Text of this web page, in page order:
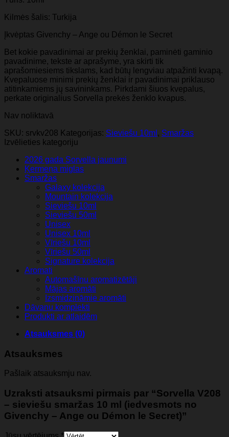
Kilmės šalis: Turkija
Įkvėptas Givenchy – Ange ou Démon le Secret
Bet kokie pavadinimai ar prekių ženklai, paminėti gaminio
pavadinime, tekste ar aprašyme, yra skirti tik
aprašomiesiems tikslams, kad būtų lengviau atpažinti kvapą.
Kvepaluose minimi prekių ženklai ir pavadinimai priklauso
atitinkamiems jų savininkams. Pirkdami šiuos kvepalus,
perkate originalius Sorvella prekės ženklo kvapus.
Nav noliktavā
SKU: srvkv208 Kategorijas: Sieviešu 10ml , Smaržas
Izvēlieties kategoriju
2026 gada Sorvella jaunumi
Ķermeņa miglas
Smaržas
Galaxy kolekcija
Mountain kolekcija
Sieviešu 10ml
Sieviešu 50ml
Unisex
Unisex 10ml
Vīriešu 10ml
Vīriešu 50ml
Signature kolekcija
Aromati
Automašīnu aromatizētāji
Mājas aromāti
Izsmidzināmie aromāti
Dāvanu komplekti
Produkti ar atlaidēm
Atsauksmes (0)
Atsauksmes
Pašlaik atsauksmju nav.
Uzraksti atsauksmi pirmais par “Sorvella V208
– sieviešu smaržas 10 ml (iedvesmots no
Givenchy – Ange ou Démon le Secret)”